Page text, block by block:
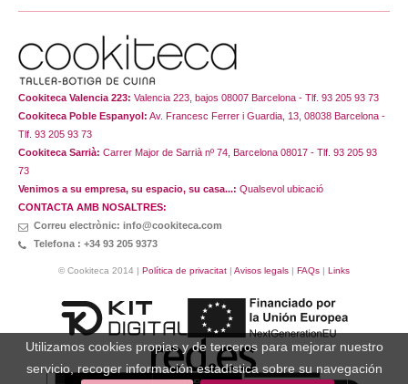
Utilizamos cookies propias y de terceros para mejorar nuestro
servicio, recoger información estadística sobre su navegación
Cookiteca Valencia 223: Valencia 223, bajos 08007 Barcelona - Tlf. 93 205 93 73
Cookiteca Poble Espanyol: Av. Francesc Ferrer i Guardia, 13, 08038 Barcelona -
Tlf. 93 205 93 73
Cookiteca Sarrià: Carrer Major de Sarrià nº 74, Barcelona 08017 - Tlf. 93 205 93
73
Venimos a su empresa, su espacio, su casa...: Qualsevol ubicació
CONTACTA AMB NOSALTRES:
Correu electrònic: info@cookiteca.com
Telefona : +34 93 205 9373
© Cookiteca 2014 | Política de privacitat | Avisos legals | FAQs | Links